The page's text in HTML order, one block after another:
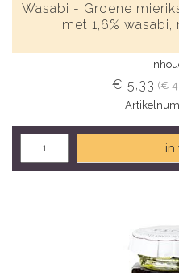
Wasabi - Groene
met 1,6%
€ 5,33 (€
in